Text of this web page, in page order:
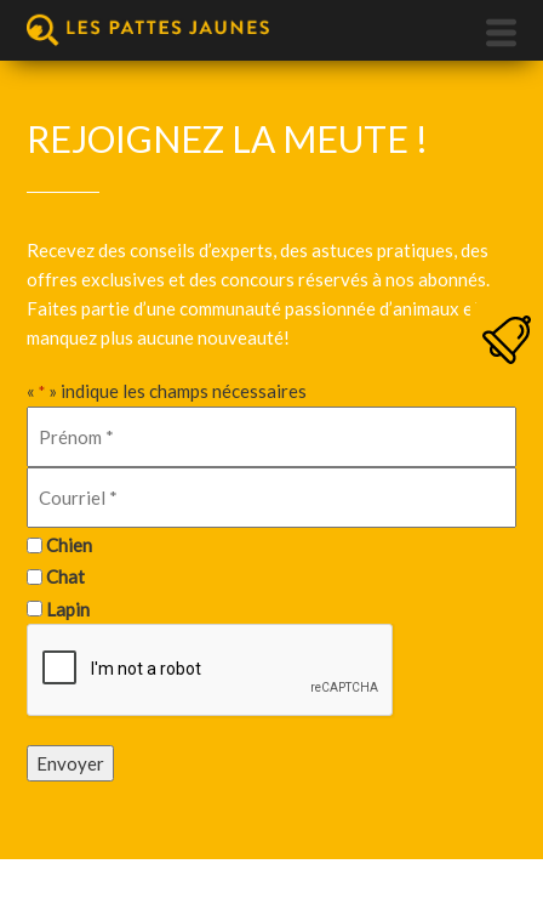
REJOIGNEZ LA MEUTE !
Recevez des conseils d’experts, des astuces pratiques, des
offres exclusives et des concours réservés à nos abonnés.
Faites partie d’une communauté passionnée d’animaux et ne
manquez plus aucune nouveauté!
«* » indique les champs nécessaires
Chien
Chat
Lapin
Envoyer